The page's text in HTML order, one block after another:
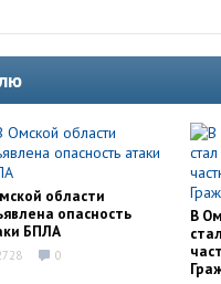
области
опасность
БПЛА
0
В